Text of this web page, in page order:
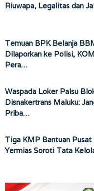
Riuwapa, Legalitas dan
Temuan BPK Belanja
Dilaporkan ke Polisi,
Pera…
Waspada Loker Palsu
Disnakertrans Maluku:
Priba…
Tiga KMP Bantuan Pusat
Yermias Soroti Tata